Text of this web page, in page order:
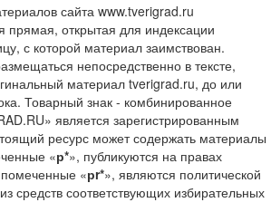
сайта www.tverigrad.ru
прямая, открытая для индексации
с которой материал заимствован.
непосредственно в тексте,
материал tverigrad.ru, до или
Товарный знак - комбинированное
является зарегистрированным
ресурс может содержать материалы
«р*», публикуются на правах
«рr*», являются политической
средств соответствующих избирательных